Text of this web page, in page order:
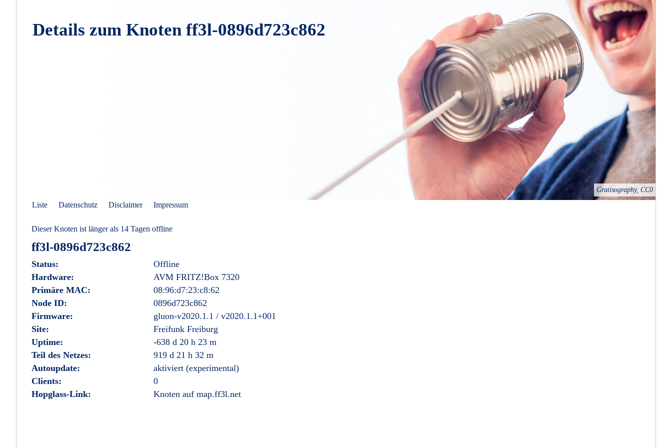
Details zum Knoten ff3l-0896d723c862
Gratisography, CC0
Liste Datenschutz Disclaimer Impressum
Dieser Knoten ist länger als 14 Tagen offline
ff3l-0896d723c862
Status:
Offline
Hardware:
AVM FRITZ!Box 7320
Primäre MAC:
08:96:d7:23:c8:62
Node ID:
0896d723c862
Firmware:
gluon-v2020.1.1 / v2020.1.1+001
Site:
Freifunk Freiburg
Uptime:
-638 d 20 h 23 m
Teil des Netzes:
919 d 21 h 32 m
Autoupdate:
aktiviert (experimental)
Clients:
0
Hopglass-Link:
Knoten auf map.ff3l.net